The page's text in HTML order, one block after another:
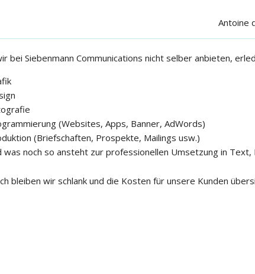
Antoine
bei Siebenmann Communications nicht selber anbieten,
(Websites, Apps, Banner, AdWords)
(Briefschaften, Prospekte, Mailings usw.)
was noch so ansteht zur professionellen Umsetzung in Text,
bleiben wir schlank und die Kosten für unsere Kunden